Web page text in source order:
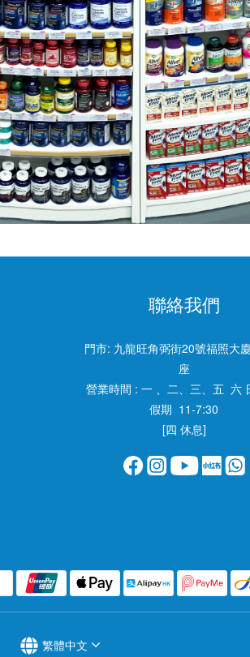
聯絡我們
門市: 九龍旺角弼街20號福照大
座
營業時間 : 一 、二、三、五 六
假期 11-7:30
[四 休息]
繁體中文